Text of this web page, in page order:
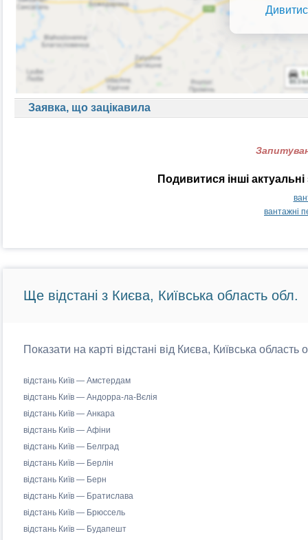
Заявка, що зацікавила
Подивитися інші
вантажні
Ще відстані з Києва, Київська область обл.
Показати на карті відстані від Києва, Київська
відстань Київ — Амстердам
відстань Київ — Андорра-ла-Вєлія
відстань Київ — Анкара
відстань Київ — Афіни
відстань Київ — Белград
відстань Київ — Берлін
відстань Київ — Берн
відстань Київ — Братислава
відстань Київ — Брюссель
відстань Київ — Будапешт